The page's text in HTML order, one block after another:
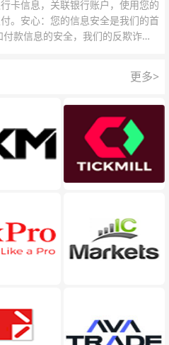
卡信息，关联银行账户，使用您的
。安心：您的信息安全是我们的首
款信息的安全，我们的反欺诈团
更多>